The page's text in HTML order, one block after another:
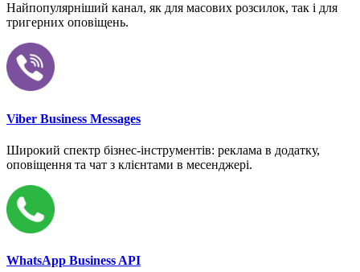
Найпопулярніший канал, як для масових розсилок, так і для
тригерних оповіщень.
Viber Business Messages
Широкий спектр бізнес-інструментів: реклама в додатку,
оповіщення та чат з клієнтами в месенджері.
WhatsApp Business API